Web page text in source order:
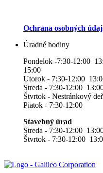
Ochrana osobných
Úradné hodiny
Pondelok -7:30-12:00
15:00
Utorok - 7:30-12:00
Streda - 7:30-12:00
Štvrtok - Nestránkový
Piatok - 7:30-12:00
Stavebný úrad
Streda - 7:30-12:00
Štvrtok - 7:30-12:00